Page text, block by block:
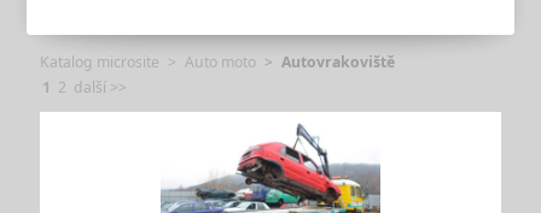
Katalog microsite Auto moto
Autovrakoviště
1 2 další >>